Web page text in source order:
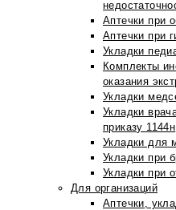
Аптечки при
Аптечки при
Укладки
Комплекты
оказания
Укладки
Укладки
приказу 1144н
Укладки для
Укладки при
Укладки при
Для организаций
Аптечки,